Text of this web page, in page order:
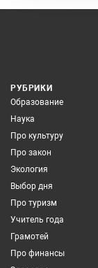
РУБРИКИ
Образование
Наука
Про культуру
Про закон
Экология
Выбор дня
Про туризм
Учитель года
Грамотей
Про финансы